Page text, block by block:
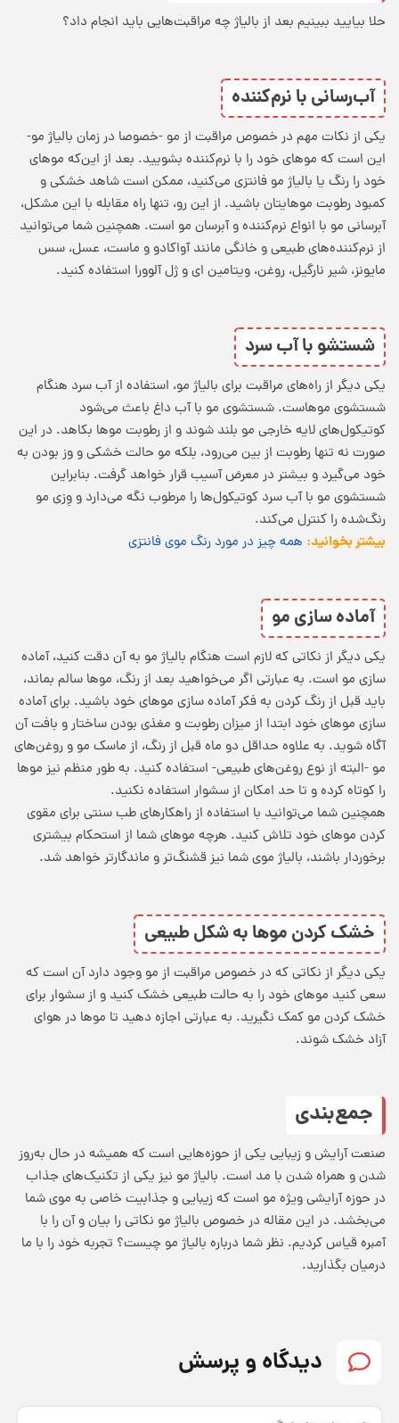
حلا بیایید ببینیم بعد از بالیاژ چه مراقبت‌هایی باید انجام داد؟
آب‌رسانی با نرم‌کننده
یکی از نکات مهم در خصوص مراقبت از مو -خصوصا در زمان بالیاژ مو-
این است که موهای خود را با نرم‌کننده بشویید. بعد از این‌که موهای
خود را رنگ یا بالیاژ مو فانتزی می‌کنید، ممکن است شاهد خشکی و
کمبود رطوبت موهایتان باشید. از این رو، تنها راه مقابله با این مشکل،
آبرسانی مو با انواع نرم‌کننده و آبرسان مو است. همچنین شما می‌توانید
از نرم‌کننده‌های طبیعی و خانگی مانند آواکادو و ماست، عسل، سس
مایونز، شیر نارگیل، روغن، ویتامین ای و ژل آلوورا استفاده کنید.
شستشو با آب سرد
یکی دیگر از راه‌های مراقبت برای بالیاژ مو، استفاده از آب سرد هنگام
شستشوی موهاست. شستشوی مو با آب داغ باعث می‌شود
کوتیکول‌های لایه خارجی مو بلند شوند و از رطوبت موها بکاهد. در این
صورت نه تنها رطوبت از بین می‌رود، بلکه مو حالت خشکی و وز بودن به
خود می‌گیرد و بیشتر در معرض آسیب قرار خواهد گرفت. بنابراین
شستشوی مو با آب سرد کوتیکول‌ها را مرطوب نگه می‌دارد و وِزی مو
رنگ‌شده را کنترل می‌کند.
بیشتر بخوانید: همه چیز در مورد رنگ موی فانتزی
آماده سازی مو
یکی دیگر از نکاتی که لازم است هنگام بالیاژ مو به آن دقت کنید، آماده
سازی مو است. به عبارتی اگر می‌خواهید بعد از رنگ، موها سالم بماند،
باید قبل از رنگ کردن به فکر آماده سازی موهای خود باشید. برای آماده
سازی موهای خود ابتدا از میزان رطوبت و مغذی بودن ساختار و بافت آن
آگاه شوید. به علاوه حداقل دو ماه قبل از رنگ، از ماسک مو و روغن‌های
مو -البته از نوع روغن‌های طبیعی- استفاده کنید. به طور منظم نیز موها
را کوتاه کرده و تا حد امکان از سشوار استفاده نکنید.
همچنین شما می‌توانید با استفاده از راهکارهای طب سنتی برای مقوی
کردن موهای خود تلاش کنید. هرچه موهای شما از استحکام بیشتری
برخوردار باشند، بالیاژ موی شما نیز قشنگ‌تر و ماندگارتر خواهد شد.
خشک کردن موها به شکل طبیعی
یکی دیگر از نکاتی که در خصوص مراقبت از مو وجود دارد آن است که
سعی کنید موهای خود را به حالت طبیعی خشک کنید و از سشوار برای
خشک کردن مو کمک نگیرید. به عبارتی اجازه دهید تا موها در هوای
آزاد خشک شوند.
جمع‌بندی
صنعت آرایش و زیبایی یکی از حوزه‌هایی است که همیشه در حال به‌روز
شدن و همراه شدن با مد است. بالیاژ مو نیز یکی از تکنیک‌های جذاب
در حوزه آرایشی ویژه مو است که زیبایی و جذابیت خاصی به موی شما
می‌بخشد. در این مقاله در خصوص بالیاژ مو نکاتی را بیان و آن را با
آمبره قیاس کردیم. نظر شما درباره بالیاژ مو چیست؟ تجربه خود را با ما
درمیان بگذارید.
دیدگاه و پرسش